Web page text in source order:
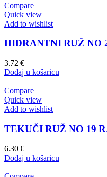
Compare
Quick view
Add to wishlist
HIDRANTNI RUŽ NO
3.72 €
Dodaj u košaricu
Compare
Quick view
Add to wishlist
TEKUČI RUŽ NO 19
6.30 €
Dodaj u košaricu